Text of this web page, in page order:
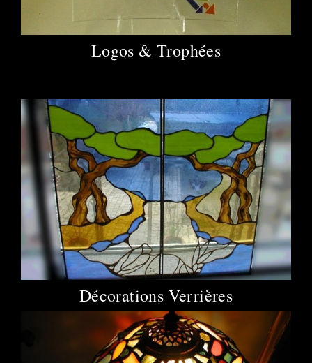
Logos & Trophées
Décorations Verrières